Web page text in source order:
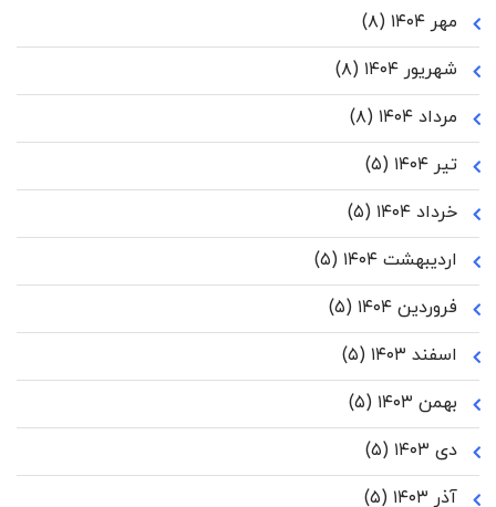
مهر ۱۴۰۴
(۸)
شهریور ۱۴۰۴
(۸)
مرداد ۱۴۰۴
(۸)
تیر ۱۴۰۴
(۵)
خرداد ۱۴۰۴
(۵)
اردیبهشت ۱۴۰۴
(۵)
فروردین ۱۴۰۴
(۵)
اسفند ۱۴۰۳
(۵)
بهمن ۱۴۰۳
(۵)
دی ۱۴۰۳
(۵)
آذر ۱۴۰۳
(۵)